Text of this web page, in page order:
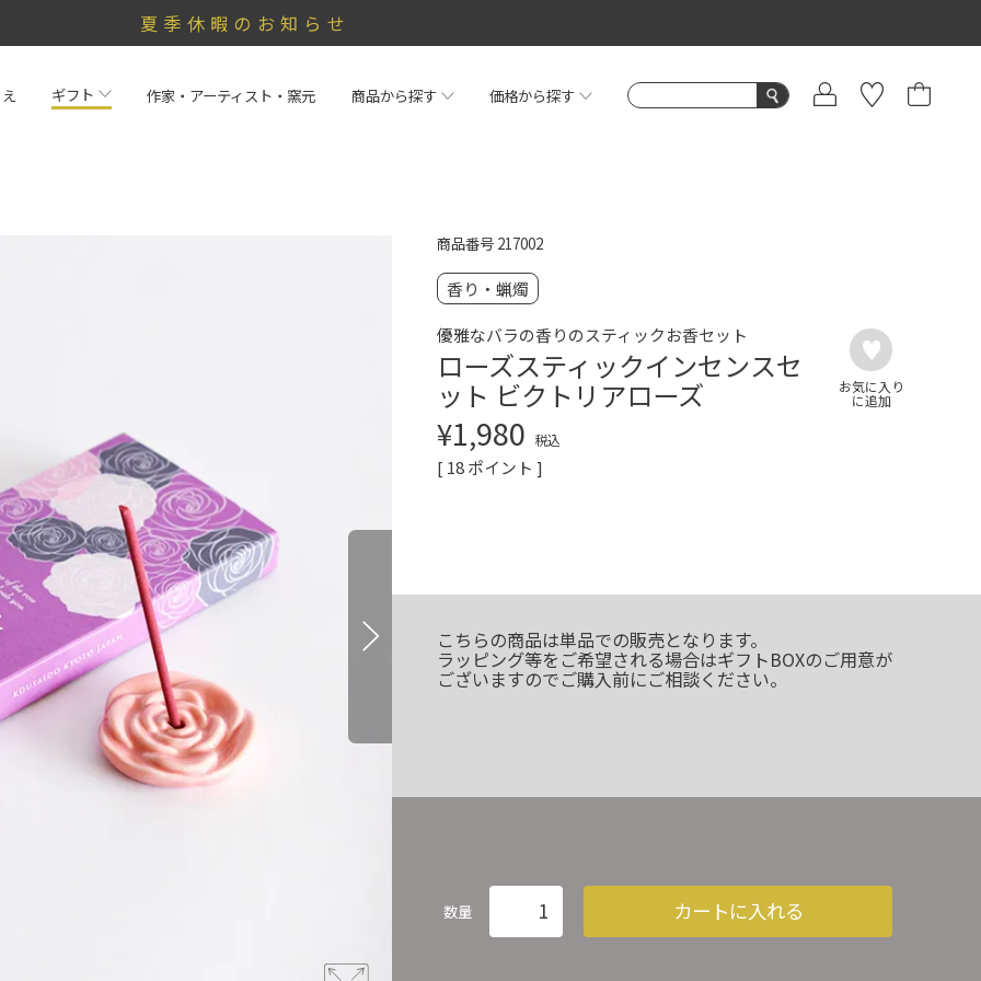
夏季休暇のお知らせ
ギフト 作家・アーティスト・窯元 商品から探す 価格から探す
商品番号 217002
香り・蝋燭
優雅なバラの香りのスティックお香セット
ローズスティックインセンスセ
ット ビクトリアローズ
¥1,980 税込
[ 18 ポイント ]
こちらの商品は単品での販売となります。
ラッピング等をご希望される場合はギフトBOXのご用意が
ございますのでご購入前にご相談ください。
数量 カートに入れる